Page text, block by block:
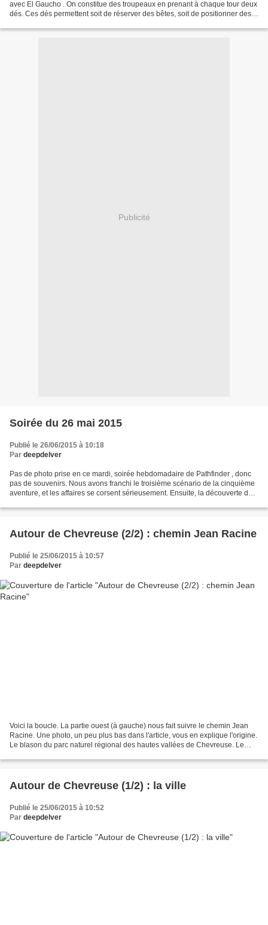
avec El Gaucho . On constitue des troupeaux en prenant à chaque tour deux
dés. Ces dés permettent soit de réserver des bêtes, soit de positionner des
Publicité
Soirée du 26 mai 2015
Publié le 26/06/2015 à 10:18
Par deepdelver
Pas de photo prise en ce mardi, soirée hebdomadaire de Pathfinder , donc
pas de souvenirs. Nous avons franchi le troisième scénario de la cinquième
aventure, et les affaires se corsent sérieusement. Ensuite, la découverte de
Autour de Chevreuse (2/2) : chemin Jean Racine
Publié le 25/06/2015 à 10:57
Par deepdelver
Voici la boucle. La partie ouest (à gauche) nous fait suivre le chemin Jean
Racine. Une photo, un peu plus bas dans l'article, vous en explique l'origine.
Le blason du parc naturel régional des hautes vallées de Chevreuse. Le
Autour de Chevreuse (1/2) : la ville
Publié le 25/06/2015 à 10:52
Par deepdelver